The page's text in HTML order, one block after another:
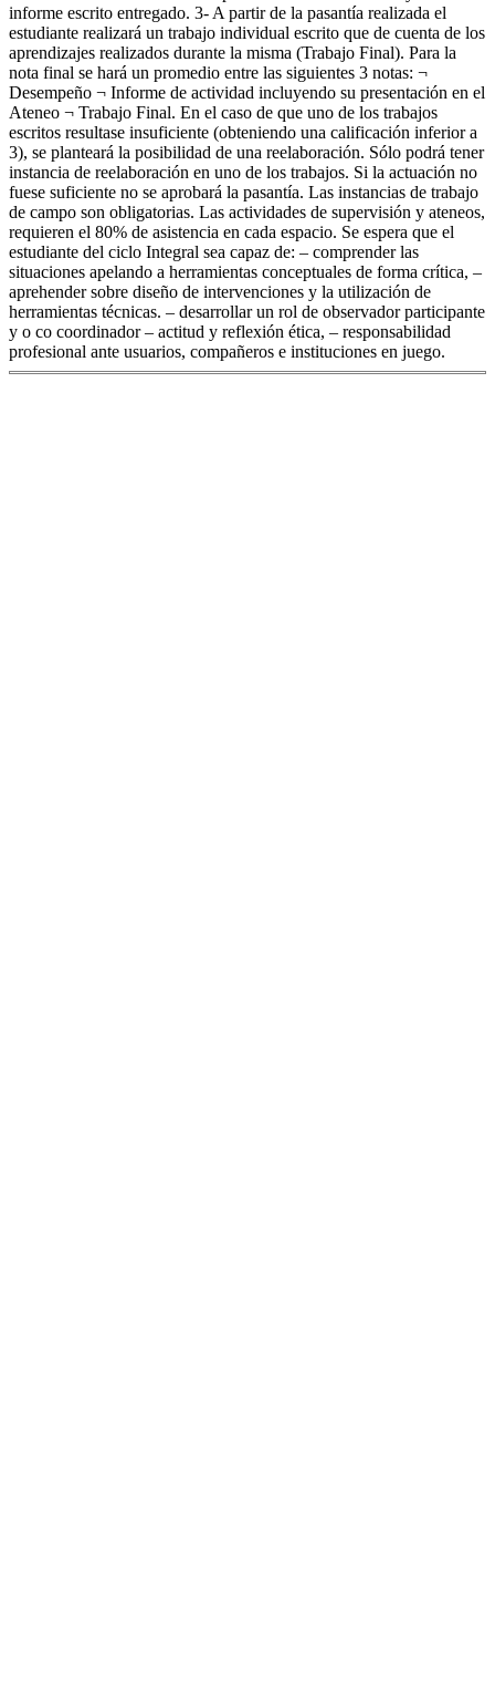
informe escrito entregado. 3- A partir de la pasantía realizada el
estudiante realizará un trabajo individual escrito que de cuenta de los
aprendizajes realizados durante la misma (Trabajo Final). Para la
nota final se hará un promedio entre las siguientes 3 notas: ¬
Desempeño ¬ Informe de actividad incluyendo su presentación en el
Ateneo ¬ Trabajo Final. En el caso de que uno de los trabajos
escritos resultase insuficiente (obteniendo una calificación inferior a
3), se planteará la posibilidad de una reelaboración. Sólo podrá tener
instancia de reelaboración en uno de los trabajos. Si la actuación no
fuese suficiente no se aprobará la pasantía. Las instancias de trabajo
de campo son obligatorias. Las actividades de supervisión y ateneos,
requieren el 80% de asistencia en cada espacio. Se espera que el
estudiante del ciclo Integral sea capaz de: – comprender las
situaciones apelando a herramientas conceptuales de forma crítica, –
aprehender sobre diseño de intervenciones y la utilización de
herramientas técnicas. – desarrollar un rol de observador participante
y o co coordinador – actitud y reflexión ética, – responsabilidad
profesional ante usuarios, compañeros e instituciones en juego.